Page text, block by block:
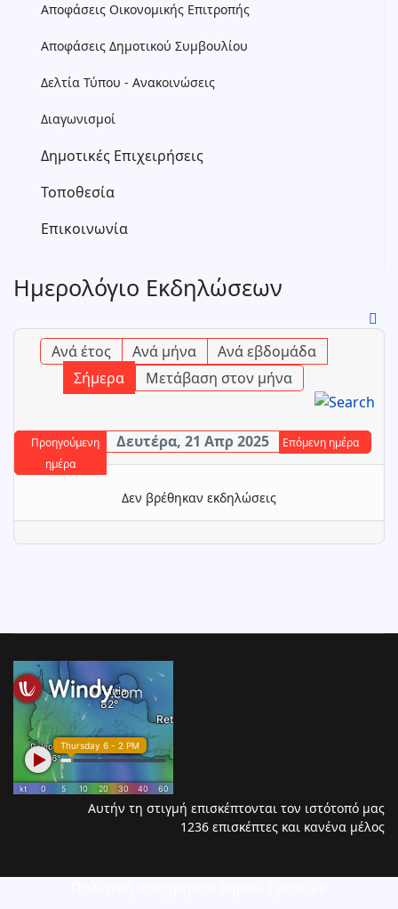
Αποφάσεις Οικονομικής Επιτροπής
Αποφάσεις Δημοτικού Συμβουλίου
Δελτία Τύπου - Ανακοινώσεις
Διαγωνισμοί
Δημοτικές Επιχειρήσεις
Τοποθεσία
Επικοινωνία
Ημερολόγιο Εκδηλώσεων
Ανά έτος Ανά μήνα
Ανά εβδομάδα
Σήμερα
Μετάβαση στον μήνα
Προηγούμενη
ημέρα
Δευτέρα, 21 Απρ 2025 Επόμενη ημέρα
Δεν βρέθηκαν εκδηλώσεις
Αυτήν τη στιγμή επισκέπτονται τον ιστότοπό μας
1236 επισκέπτες και κανένα μέλος